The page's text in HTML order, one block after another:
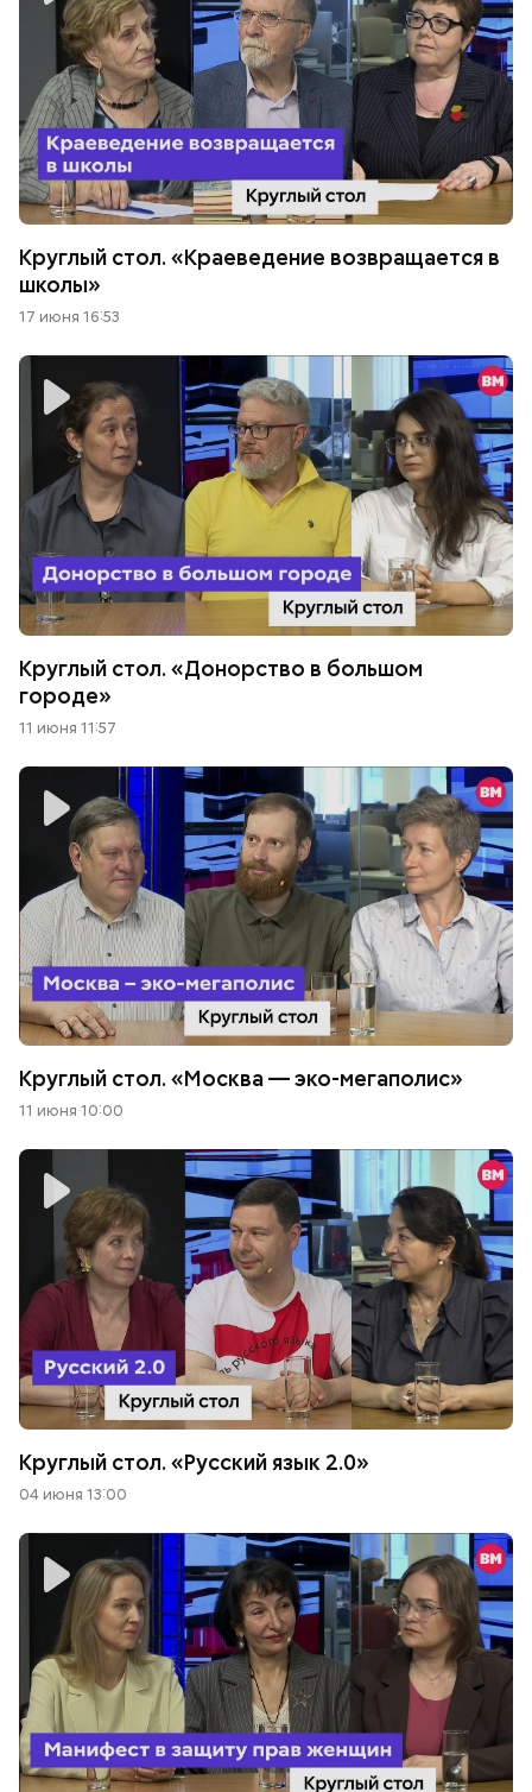
Круглый стол. «Краеведение возвращается в
школы»
17 июня 16:53
Круглый стол. «Донорство в большом
городе»
11 июня 11:57
Круглый стол. «Москва — эко-мегаполис»
11 июня 10:00
Круглый стол. «Русский язык 2.0»
04 июня 13:00